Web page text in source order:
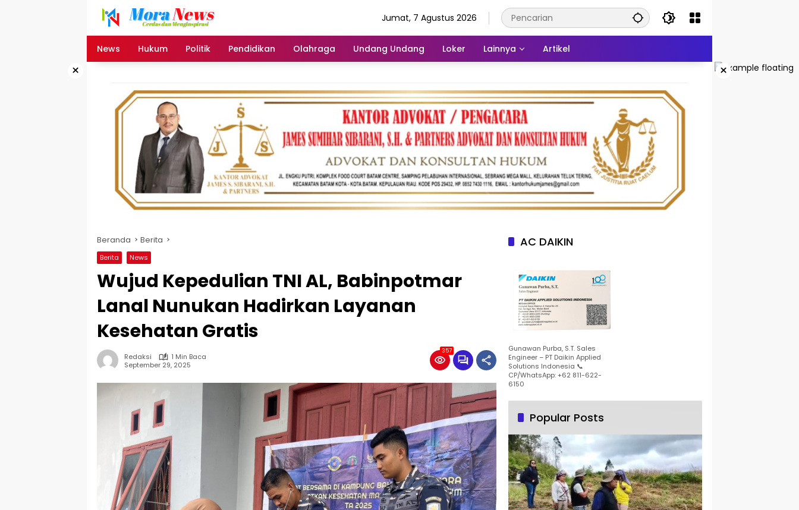
Jumat, 7 Agustus 2026
News Hukum Politik Pendidikan Olahraga Undang Undang Loker Lainnya Artikel
× ×
Beranda Berita
Berita News
Wujud Kepedulian TNI AL, Babinpotmar
Lanal Nunukan Hadirkan Layanan
Kesehatan Gratis
Redaksi
1 Min Baca
September 29, 2025
357
AC DAIKIN
Gunawan Purba, S.T. Sales
Engineer – PT Daikin Applied
Solutions Indonesia 📞
CP/WhatsApp: +62 811-622-
6150
Popular Posts